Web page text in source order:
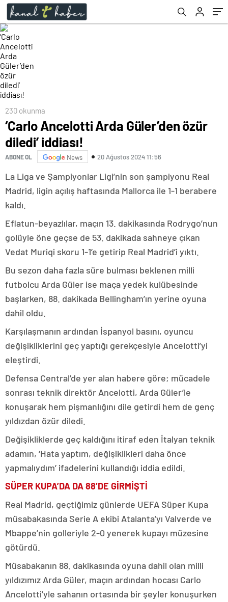
230 okunma
‘Carlo Ancelotti Arda Güler’den özür
diledi’ iddiası!
ABONE OL News 20 Ağustos 2024 11:56
La Liga ve Şampiyonlar Ligi’nin son şampiyonu Real
Madrid, ligin açılış haftasında Mallorca ile 1-1 berabere
kaldı.
Eflatun-beyazlılar, maçın 13. dakikasında Rodrygo’nun
golüyle öne geçse de 53. dakikada sahneye çıkan
Vedat Muriqi skoru 1-1’e getirip Real Madrid’i yıktı.
Bu sezon daha fazla süre bulması beklenen milli
futbolcu Arda Güler ise maça yedek kulübesinde
başlarken, 88. dakikada Bellingham’ın yerine oyuna
dahil oldu.
Karşılaşmanın ardından İspanyol basını, oyuncu
değişikliklerini geç yaptığı gerekçesiyle Ancelotti’yi
eleştirdi.
Defensa Central’de yer alan habere göre; mücadele
sonrası teknik direktör Ancelotti, Arda Güler’le
konuşarak hem pişmanlığını dile getirdi hem de genç
yıldızdan özür diledi.
Değişikliklerde geç kaldığını itiraf eden İtalyan teknik
adamın, ‘Hata yaptım, değişiklikleri daha önce
yapmalıydım’ ifadelerini kullandığı iddia edildi.
SÜPER KUPA’DA DA 88’DE GİRMİŞTİ
Real Madrid, geçtiğimiz günlerde UEFA Süper Kupa
müsabakasında Serie A ekibi Atalanta’yı Valverde ve
Mbappe’nin golleriyle 2-0 yenerek kupayı müzesine
götürdü.
Müsabakanın 88. dakikasında oyuna dahil olan milli
yıldızımız Arda Güler, maçın ardından hocası Carlo
Ancelotti’yle sahanın ortasında bir şeyler konuşurken